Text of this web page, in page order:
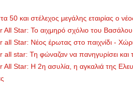
50 και στέλεχος μεγάλης εταιρίας ο
All Star: Το αιχμηρό σχόλιο του
all Star: Νέος έρωτας στο παιχνίδι -
all star: Τη φώναζαν να πανηγυρίσει και
All Star: Η 2η ασυλία, η αγκαλιά της